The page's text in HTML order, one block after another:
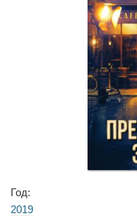
Год:
2019